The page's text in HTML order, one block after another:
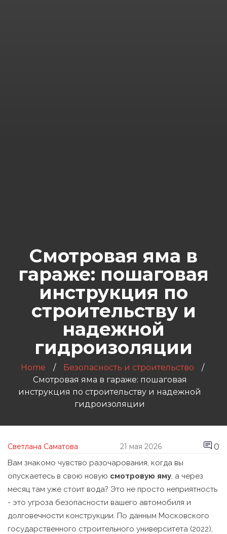
Смотровая яма в
гараже: пошаговая
инструкция по
строительству и
надежной
гидроизоляции
Home
Безопасность и строительство
Смотровая яма в гараже: пошаговая
инструкция по строительству и надежной
гидроизоляции
Светлана Саматова 21 мая 2026 0
Вам знакомо чувство разочарования, когда вы
опускаетесь в свою новую смотровую яму, а через
месяц там уже стоит вода? Это не просто неприятность
- это угроза безопасности вашего автомобиля и
долговечности конструкции. По данным Московского
государственного строительного университета (2022),